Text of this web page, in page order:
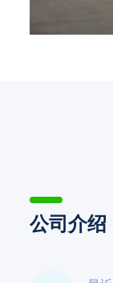
量，满足客户
方针，发扬“质
拓市场，技术
公司介绍